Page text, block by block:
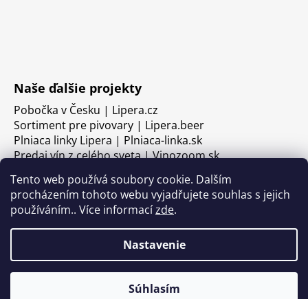
Tento web používá soubory cookie. Dalším
procházením tohoto webu vyjadřujete souhlas s jejich
používáním.. Více informacízde.
Nastavenie
Súhlasím
Naše ďalšie projekty
Pobočka v Česku | Lipera.cz
Sortiment pre pivovary | Lipera.beer
Plniaca linky Lipera | Plniaca-linka.sk
Predaj vín z celého sveta | Vinozoom.sk
Vytvoril Shoptet